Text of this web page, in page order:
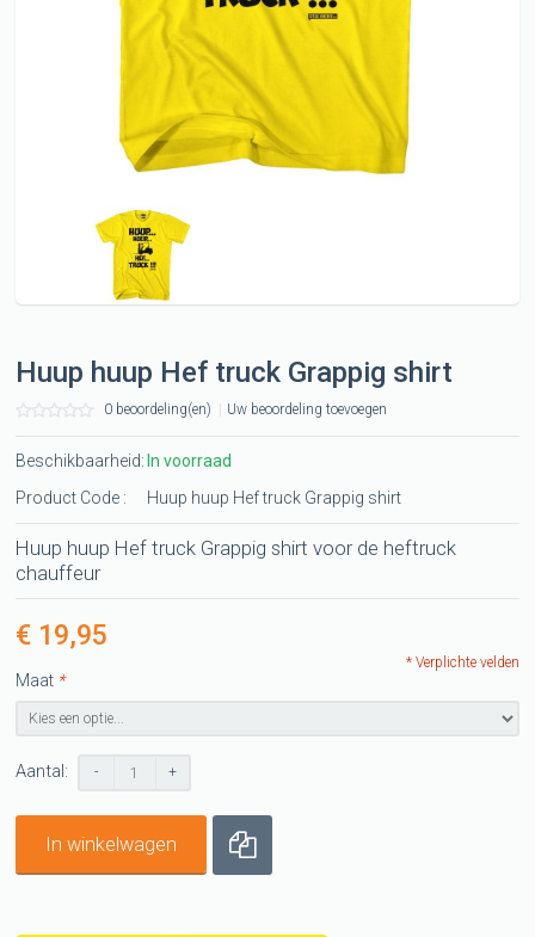
Huup huup Hef truck Grappig shirt
0 beoordeling(en) Uw beoordeling toevoegen
Beschikbaarheid: In voorraad
Product Code :
Huup huup Hef truck Grappig shirt
Huup huup Hef truck Grappig shirt voor de heftruck
chauffeur
€ 19,95
*
Maat
* Verplichte velden
Aantal: - +
In winkelwagen